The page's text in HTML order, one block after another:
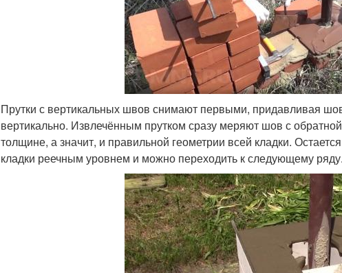
Прутки с вертикальных швов снимают первыми, придавливая
вертикально. Извлечённым прутком сразу меряют шов с
толщине, а значит, и правильной геометрии всей кладки.
кладки реечным уровнем и можно переходить к следующему ряду.